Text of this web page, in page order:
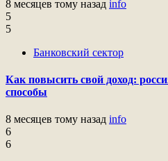
8 месяцев тому назад info
5
5
Банковский сектор
Как повысить свой доход:
способы
8 месяцев тому назад info
6
6